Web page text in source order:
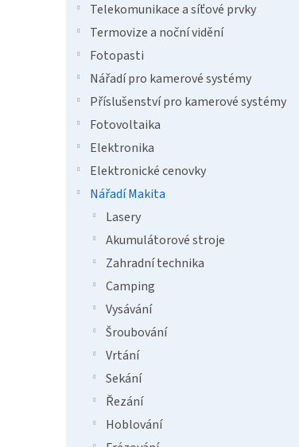
Telekomunikace a síťové prvky
Termovize a noční vidění
Fotopasti
Nářadí pro kamerové systémy
Příslušenství pro kamerové systémy
Fotovoltaika
Elektronika
Elektronické cenovky
Nářadí Makita
Lasery
Akumulátorové stroje
Zahradní technika
Camping
Vysávání
Šroubování
Vrtání
Sekání
Řezání
Hoblování